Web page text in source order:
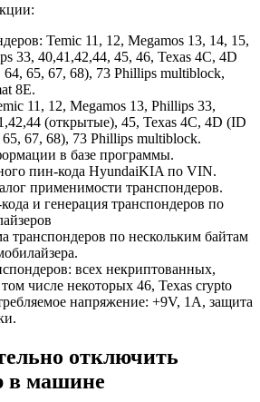
Temic 11, 12, Megamos 13, 14, 15,
33, 40,41,42,44, 45, 46, Texas 4C, 4D
65, 67, 68), 73 Phillips multiblock,
8E.
11, 12, Megamos 13, Phillips 33,
(открытые), 45, Texas 4C, 4D (ID
67, 68), 73 Phillips multiblock.
в базе программы.
пин-кода HyundaiKIA по VIN.
применимости транспондеров.
и генерация транспондеров по
транспондеров по нескольким байтам
всех некриптованных,
числе некоторых 46, Texas crypto
напряжение: +9V, 1A, защита
отключить
в машине